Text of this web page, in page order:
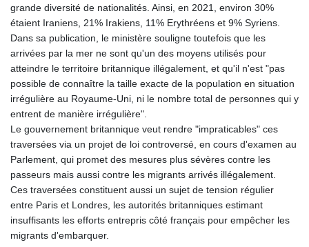
grande diversité de nationalités. Ainsi, en 2021, environ 30%
étaient Iraniens, 21% Irakiens, 11% Erythréens et 9% Syriens.
Dans sa publication, le ministère souligne toutefois que les
arrivées par la mer ne sont qu'un des moyens utilisés pour
atteindre le territoire britannique illégalement, et qu'il n'est "pas
possible de connaître la taille exacte de la population en situation
irrégulière au Royaume-Uni, ni le nombre total de personnes qui y
entrent de manière irrégulière".
Le gouvernement britannique veut rendre "impraticables" ces
traversées via un projet de loi controversé, en cours d'examen au
Parlement, qui promet des mesures plus sévères contre les
passeurs mais aussi contre les migrants arrivés illégalement.
Ces traversées constituent aussi un sujet de tension régulier
entre Paris et Londres, les autorités britanniques estimant
insuffisants les efforts entrepris côté français pour empêcher les
migrants d'embarquer.